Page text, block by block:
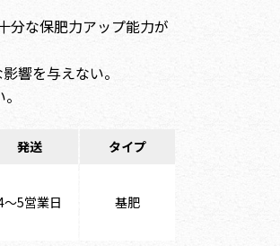
分な保肥力アップ能力が
響を与えない。
発送
〜5営業日
タイプ
基肥